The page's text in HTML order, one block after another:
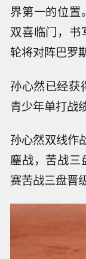
界第一的位置
双喜临门，书
轮将对阵巴罗
孙心然已经获
青少年单打战
孙心然双线作
鏖战，苦战三
赛苦战三盘晋